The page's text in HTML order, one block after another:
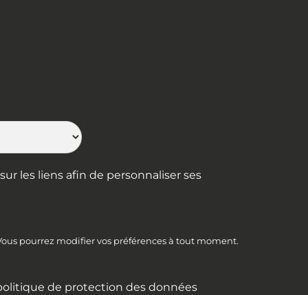
les liens afin de personnaliser ses
pourrez modifier vos préférences à tout moment.
de protection des données